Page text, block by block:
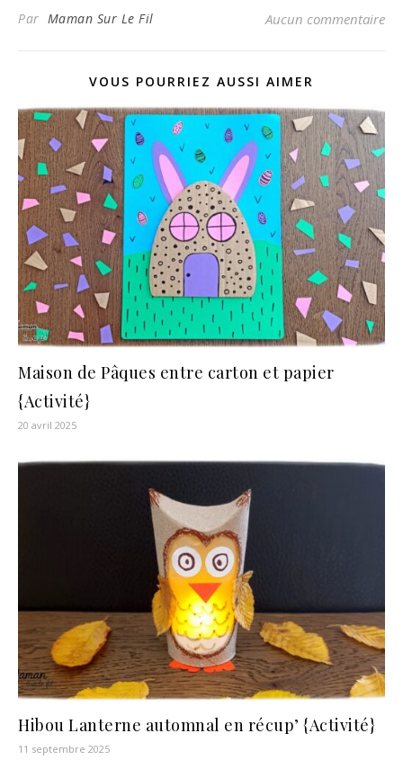
Par Maman Sur Le Fil Aucun commentaire
VOUS POURRIEZ AUSSI AIMER
Maison de Pâques entre carton et papier
{Activité}
20 avril 2025
Hibou Lanterne automnal en récup’ {Activité}
11 septembre 2025